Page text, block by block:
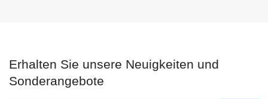
Erhalten Sie unsere Neuigkeiten und
Sonderangebote